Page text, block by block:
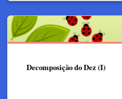
Decomposição do Dez (I)